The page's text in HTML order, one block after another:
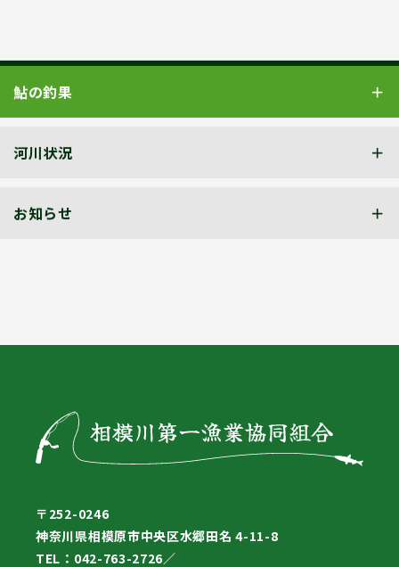
鮎の釣果
河川状況
お知らせ
〒252-0246
神奈川県相模原市中央区水郷田名 4-11-8
TEL：042-763-2726／